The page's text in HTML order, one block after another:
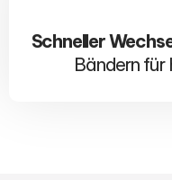
Schneller
Bändern für